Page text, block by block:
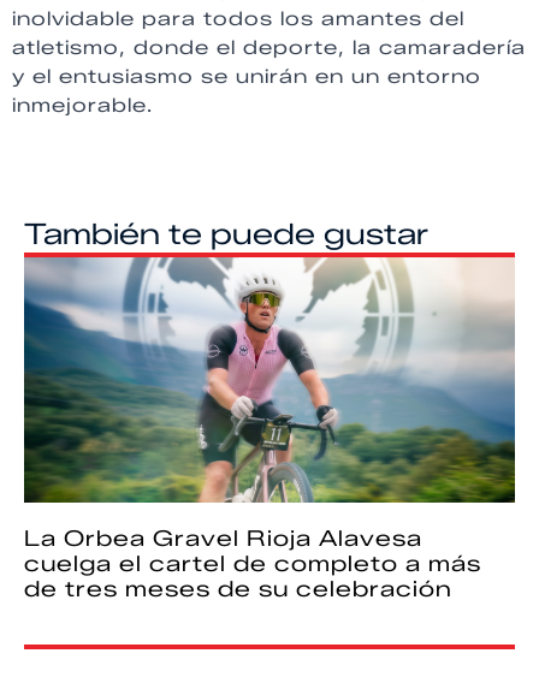
inolvidable para todos los amantes del
atletismo, donde el deporte, la camaradería
y el entusiasmo se unirán en un entorno
inmejorable.
También te puede gustar
La Orbea Gravel Rioja Alavesa
cuelga el cartel de completo a más
de tres meses de su celebración